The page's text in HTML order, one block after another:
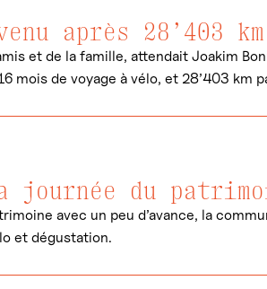
après 28’403
et de la famille, attendait Joakim
mois de voyage à vélo, et 28’403 km
journée du
avec un peu d’avance, la
et dégustation.